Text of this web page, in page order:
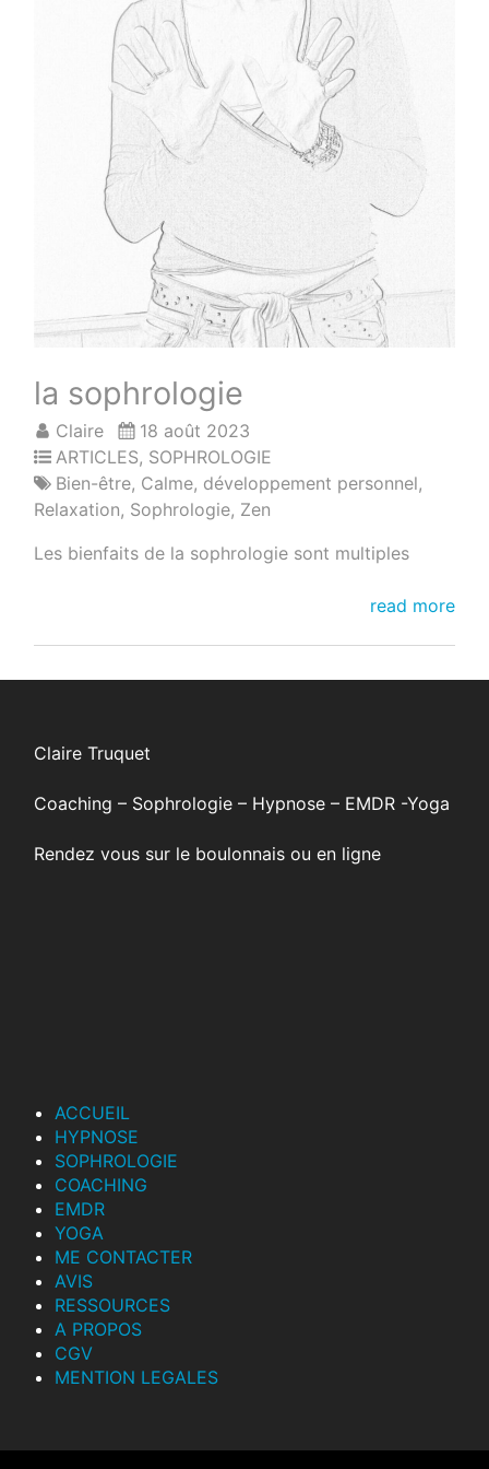
la sophrologie
Claire
18 août 2023
ARTICLES, SOPHROLOGIE
Bien-être, Calme, développement personnel,
Relaxation, Sophrologie, Zen
Les bienfaits de la sophrologie sont multiples
la
read more
Claire Truquet
Coaching – Sophrologie – Hypnose – EMDR -Yoga
Rendez vous sur le boulonnais ou en ligne
ACCUEIL
HYPNOSE
SOPHROLOGIE
COACHING
EMDR
YOGA
ME CONTACTER
AVIS
RESSOURCES
A PROPOS
CGV
MENTION LEGALES